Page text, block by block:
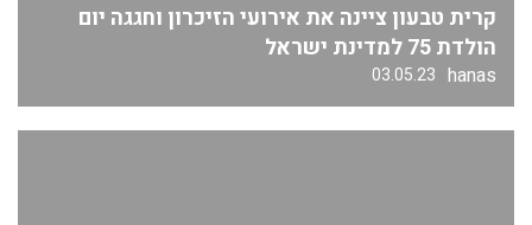
קרית טבעון ציינה את אירועי הזיכרון וחגגה יום
הולדת 75 למדינת ישראל
hanas
03.05.23